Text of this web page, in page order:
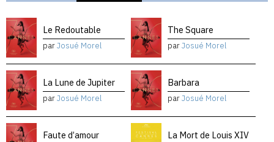
Le Redoutable
parJosué Morel
The Square
parJosué Morel
La Lune de Jupiter
parJosué Morel
Barbara
parJosué Morel
Faute d’amour La Mort de Louis XIV